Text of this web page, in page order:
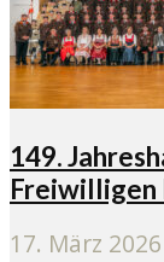
149.
Freiwilligen
17. März 2026